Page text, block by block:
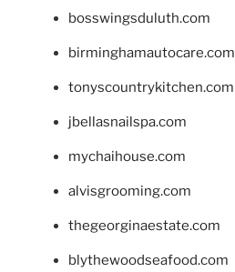
bosswingsduluth.com
birminghamautocare.com
tonyscountrykitchen.com
jbellasnailspa.com
mychaihouse.com
alvisgrooming.com
thegeorginaestate.com
blythewoodseafood.com